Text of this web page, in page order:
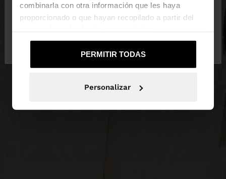
combinarla con otra información que les haya
proporcionado o que hayan recopilado a partir del
PERMITIR TODAS
Personalizar